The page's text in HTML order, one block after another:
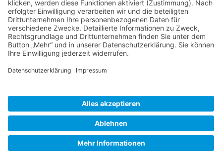
Bewertungen werden von anwalt.de nicht ohne
Anlass überprüft. Weitere Informationen unter
www.anwalt.de/bewertungsrichtlinien.
Informationen zu Bewertungen
Templer & Partner
Sebastiansplatz 8 - 80331 München
Tel: 089 - 20 20 86 94 - 0
Cookie-Einstellungen